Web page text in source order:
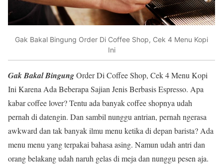
Gak Bakal Bingung Order Di Coffee Shop, Cek 4 Menu Kopi
Ini
Gak Bakal BingungOrder Di Coffee Shop, Cek 4 Menu Kopi
Ini Karena Ada Beberapa Sajian Jenis Berbasis Espresso. Apa
kabar coffee lover? Tentu ada banyak coffee shopnya udah
pernah di datengin. Dan sambil nunggu antrian, pernah ngerasa
awkward dan tak banyak ilmu menu ketika di depan barista? Ada
menu menu yang terpakai bahasa asing. Namun udah antri dan
orang belakang udah naruh gelas di meja dan nunggu pesen aja.